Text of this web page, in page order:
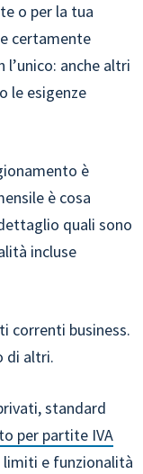
o per la tua
certamente
anche altri
le esigenze
è
è cosa
quali sono
incluse
correnti business.
di altri.
standard
per partite IVA
e funzionalità